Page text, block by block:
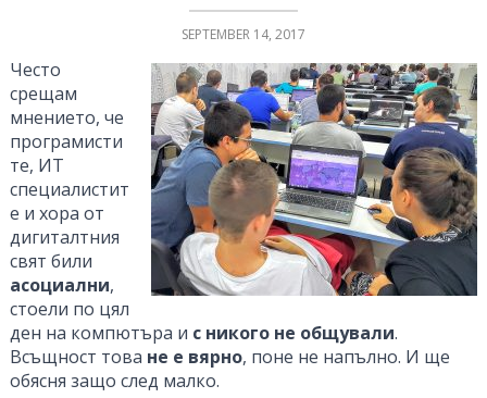
SEPTEMBER 14, 2017
Често
срещам
мнението, че
програмисти
те, ИТ
специалистит
е и хора от
дигиталтния
свят били
асоциални,
стоели по цял
ден на компютъра и с никого не общували.
Всъщност това не е вярно, поне не напълно. И ще
обясня защо след малко.